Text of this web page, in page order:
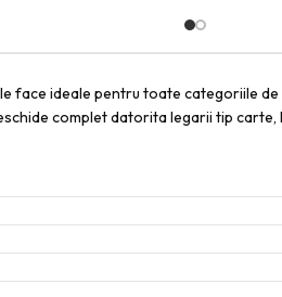
face ideale pentru toate categoriile
complet datorita legarii tip